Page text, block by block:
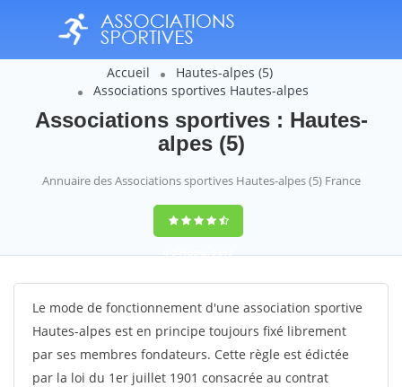
Accueil
Hautes-alpes (5)
Associations sportives Hautes-alpes
Associations sportives : Hautes-
alpes (5)
Annuaire des Associations sportives Hautes-alpes (5) France
9,2(100%)2412
votes
Le mode de fonctionnement d'une association sportive
Hautes-alpes est en principe toujours fixé librement
par ses membres fondateurs. Cette règle est édictée
par la loi du 1er juillet 1901 consacrée au contrat